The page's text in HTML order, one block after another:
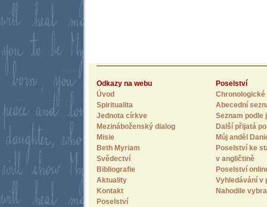
Odkazy na webu
Úvod
Spiritualita
Jednota církve
Mezináboženský dialog
Misie
Beth Myriam
Svědectví
Bibliografie
Aktuality
Kontakt
Poselství
Poselství
Chronologické
Abecední
Seznam
Další přijatá
Můj anděl
Poselství ke
v angličtině
Poselství
Vyhledávání v
Nahodile